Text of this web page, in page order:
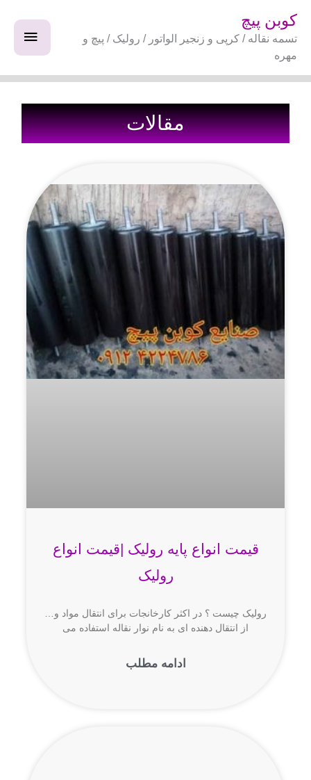
کوبن پیچ
تسمه نقاله / کرپی و زنجیر الواتور / رولیک / پیچ و
مهره
مقالات
قیمت انواع پایه رولیک |قیمت انواع
رولیک
رولیک چیست ؟ در اکثر کارخانجات برای انتقال مواد و…
از انتقال دهنده ای به نام نوار نقاله استفاده می
ادامه مطلب